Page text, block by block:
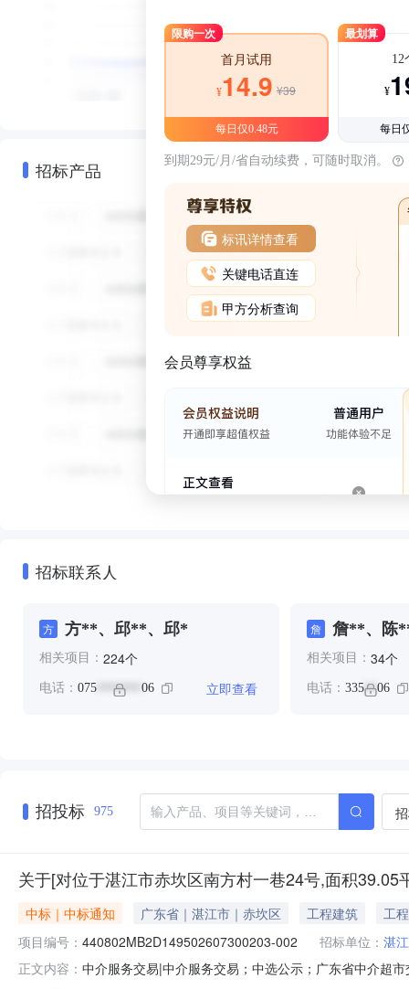
招标产品
限购一次
首月试用
¥14.9 ¥39
每日仅0.48元
最划算
12
¥
每日
到期29元/月/省自动续费，可随时取消。
标讯详情查看
关键电话直连
甲方分析查询
会员尊享权益
招标联系人
方 方**、邱**、邱*
相关项目： 224个
电话： 075 ******* 06 立即查看
詹 詹**、陈
相关项目： 34个
电话： 335**06
招投标 975
关于[对位于湛江市赤坎区南方村一巷24号,面积
中标｜中标通知 广东省｜湛江市｜赤坎区 工程建筑
工程
项目编号： 440802MB2D149502607300203-002 招标单位： 湛
正文内容： 中介服务交易|中介服务交易；中选公示；广东省中介超